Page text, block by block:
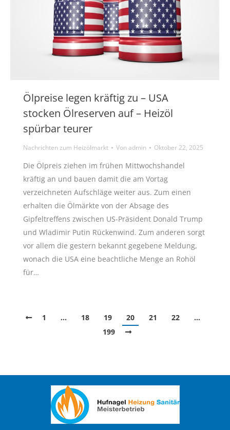
Ölpreise legen kräftig zu – USA
stocken Ölreserven auf – Heizöl
spürbar teurer
Nachrichten zum Heizölmarkt Vonadmin Oktober 22, 2025
Die Ölpreis ziehen im frühen Mittwochshandel
kräftig an und bauen damit die am Vortag
verzeichneten Aufschläge weiter aus. Zum einen
erhalten die Ölmärkte von der Absage des
Gipfeltreffens zwischen US-Präsident Donald Trump
und Wladimir Putin Rückenwind. Zum anderen sorgt
vor allem die gestern bekannt gegebene Meldung,
wonach die USA eine beachtliche Menge an Rohöl
für…
1 … 18 19 20 21 22
…
199